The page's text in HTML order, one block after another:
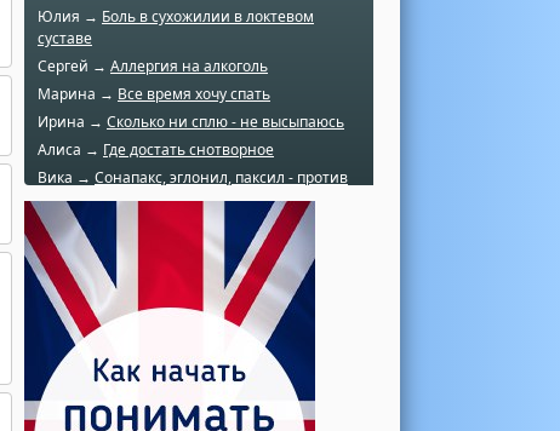
Юлия → Боль в сухожилии в локтевом
суставе
Сергей → Аллергия на алкоголь
Марина → Все время хочу спать
Ирина → Сколько ни сплю - не высыпаюсь
Алиса → Где достать снотворное
Вика → Сонапакс, эглонил, паксил - против
чего?
Катерина →
Боль в колене при нагрузке
Алла →Болят коленные суставы
Паша Щ. →
Боль в коленной чашечке
Ульяна Ф. →Болят и хрустят колени
Артемов Иван →
Болит и опухло колено
Чернов Игорь →Болят суставы при занятиях
спортом